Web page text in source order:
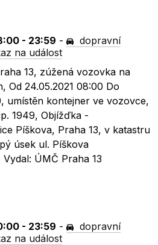
- 23:59 -
dopravní
na událost
13, zúžená vozovka na
Od 24.05.2021 08:00 Do
umístěn kontejner ve vozovce,
1949, Objížďka -
Píškova, Praha 13, v katastru
úsek ul. Píškova
ÚMČ Praha 13
- 23:59 -
dopravní
na událost